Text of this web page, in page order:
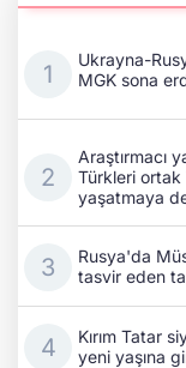
Ukrayna-
MGK sona
Araştırmacı
Türkleri
yaşatmaya
Rusya'da
tasvir eden
Kırım Tatar
yeni yaşına